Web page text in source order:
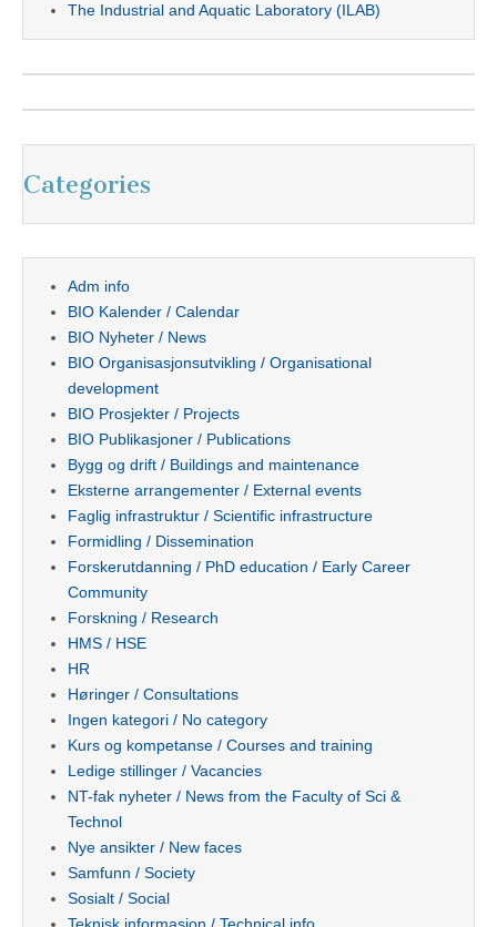
The Industrial and Aquatic Laboratory (ILAB)
Categories
Adm info
BIO Kalender / Calendar
BIO Nyheter / News
BIO Organisasjonsutvikling / Organisational
development
BIO Prosjekter / Projects
BIO Publikasjoner / Publications
Bygg og drift / Buildings and maintenance
Eksterne arrangementer / External events
Faglig infrastruktur / Scientific infrastructure
Formidling / Dissemination
Forskerutdanning / PhD education / Early Career
Community
Forskning / Research
HMS / HSE
HR
Høringer / Consultations
Ingen kategori / No category
Kurs og kompetanse / Courses and training
Ledige stillinger / Vacancies
NT-fak nyheter / News from the Faculty of Sci &
Technol
Nye ansikter / New faces
Samfunn / Society
Sosialt / Social